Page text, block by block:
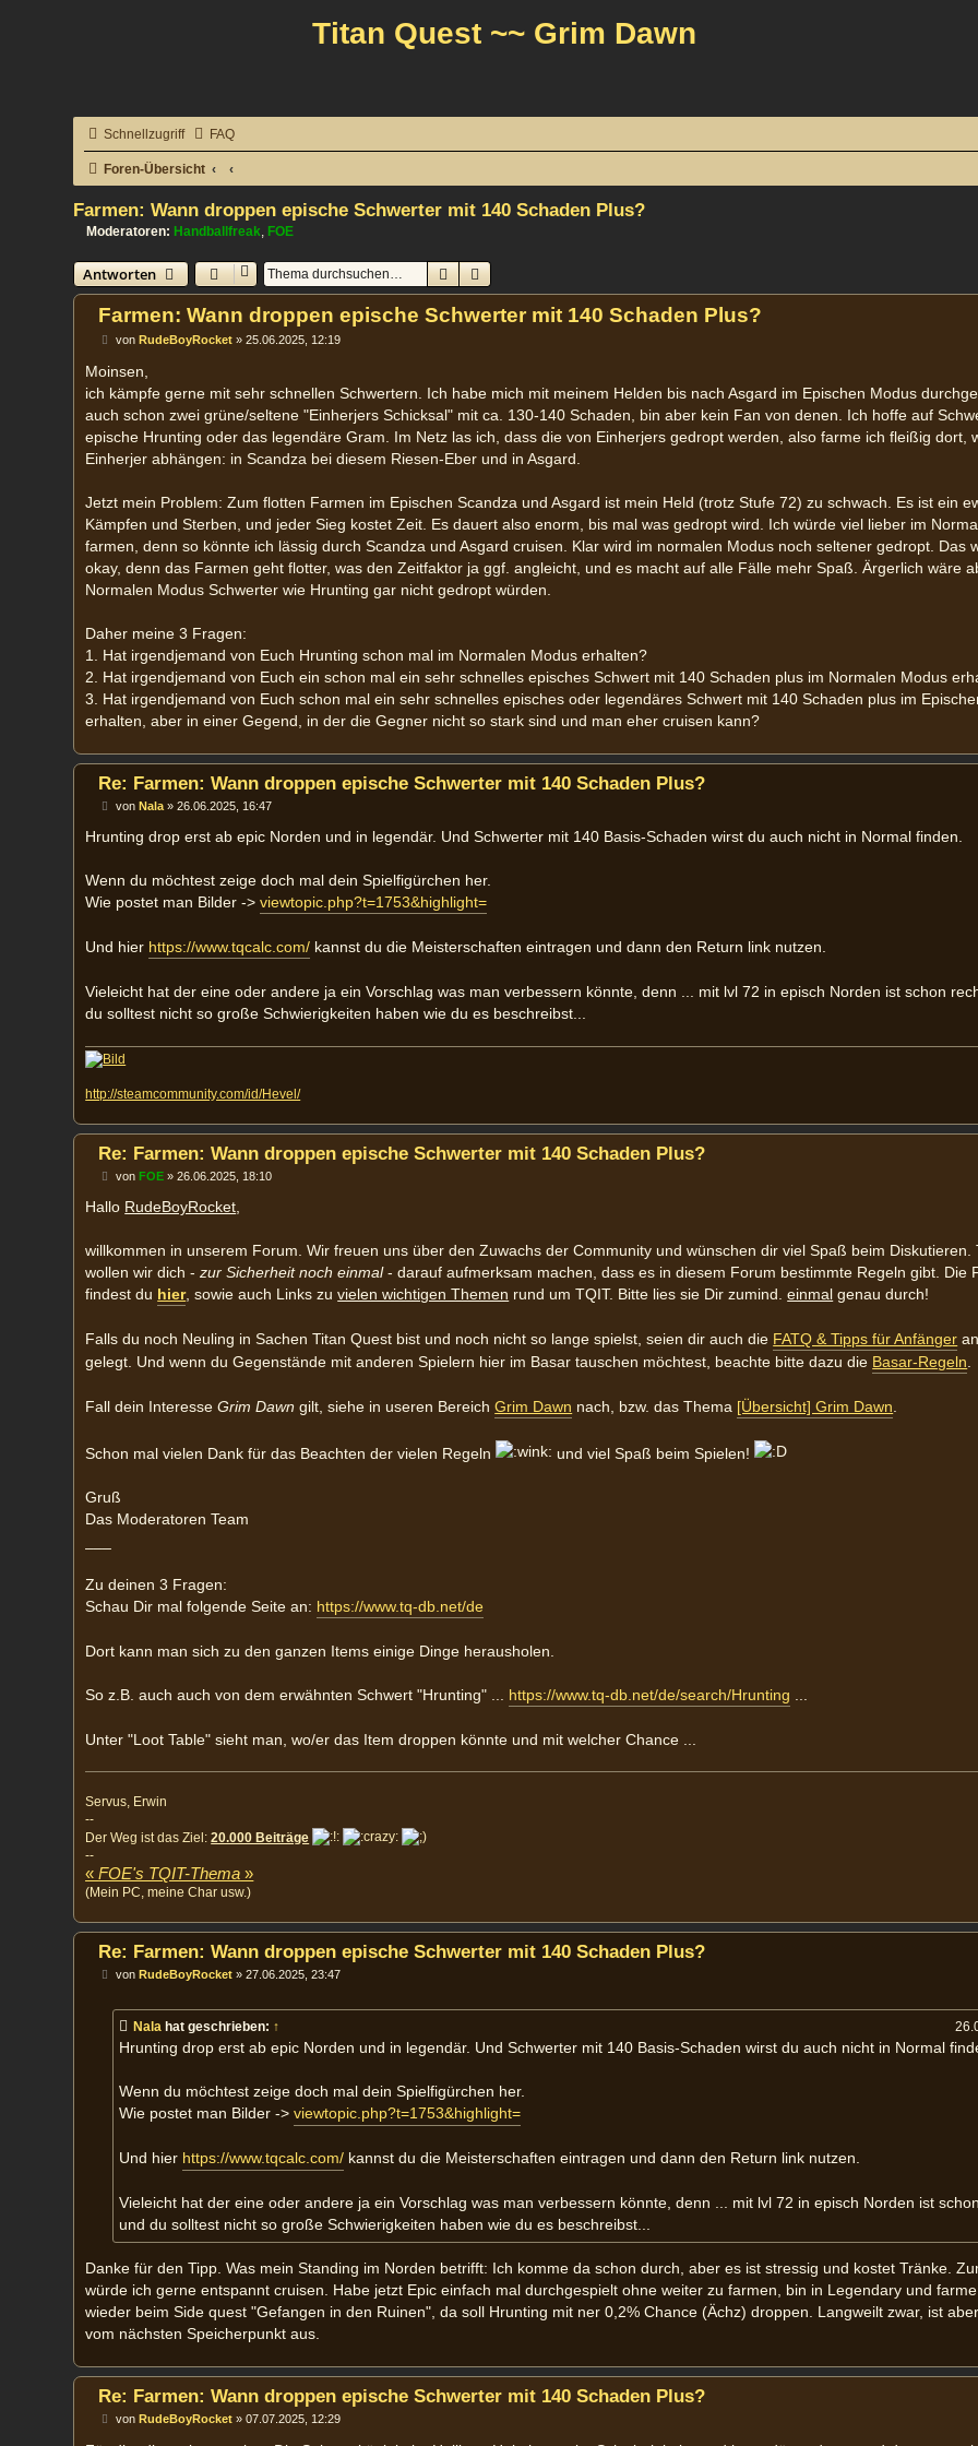
Titan Quest ~~ Grim Dawn
Schnellzugriff FAQ
Foren-Übersicht
Farmen: Wann droppen epische Schwerter mit 140 Schaden Plus?
Moderatoren: Handballfreak, FOE
Antworten SucheErweiterte Suche
Farmen: Wann droppen epische Schwerter mit 140 Schaden Plus?
B
i
r
a
g
von RudeBoyRocket »25.06.2025, 12:19
Moinsen,
ich kämpfe gerne mit sehr schnellen Schwertern. Ich habe mich mit meinem Helden bis nach Asgard im Epischen Modus
auch schon zwei grüne/seltene "Einherjers Schicksal" mit ca. 130-140 Schaden, bin aber kein Fan von denen. Ich hoffe auf
epische Hrunting oder das legendäre Gram. Im Netz las ich, dass die von Einherjers gedropt werden, also farme ich fleißig dort,
Einherjer abhängen: in Scandza bei diesem Riesen-Eber und in Asgard.
Jetzt mein Problem: Zum flotten Farmen im Epischen Scandza und Asgard ist mein Held (trotz Stufe 72) zu schwach. Es ist ein
Kämpfen und Sterben, und jeder Sieg kostet Zeit. Es dauert also enorm, bis mal was gedropt wird. Ich würde viel lieber im
farmen, denn so könnte ich lässig durch Scandza und Asgard cruisen. Klar wird im normalen Modus noch seltener gedropt. Das
okay, denn das Farmen geht flotter, was den Zeitfaktor ja ggf. angleicht, und es macht auf alle Fälle mehr Spaß. Ärgerlich wäre
Normalen Modus Schwerter wie Hrunting gar nicht gedropt würden.
Daher meine 3 Fragen:
1. Hat irgendjemand von Euch Hrunting schon mal im Normalen Modus erhalten?
2. Hat irgendjemand von Euch ein schon mal ein sehr schnelles episches Schwert mit 140 Schaden plus im Normalen Modus
3. Hat irgendjemand von Euch schon mal ein sehr schnelles episches oder legendäres Schwert mit 140 Schaden plus im
erhalten, aber in einer Gegend, in der die Gegner nicht so stark sind und man eher cruisen kann?
Re: Farmen: Wann droppen epische Schwerter mit 140 Schaden Plus?
B
i
a
g
vonNala »26.06.2025, 16:47
Hrunting drop erst ab epic Norden und in legendär. Und Schwerter mit 140 Basis-Schaden wirst du auch nicht in Normal finden.
Wenn du möchtest zeige doch mal dein Spielfigürchen her.
Wie postet man Bilder ->viewtopic.php?t=1753&highlight=
Und hier https://www.tqcalc.com/ kannst du die Meisterschaften eintragen und dann den Return link nutzen.
Vieleicht hat der eine oder andere ja ein Vorschlag was man verbessern könnte, denn ... mit lvl 72 in episch Norden ist schon
du solltest nicht so große Schwierigkeiten haben wie du es beschreibst...
http://steamcommunity.com/id/Hevel/
Re: Farmen: Wann droppen epische Schwerter mit 140 Schaden Plus?
B
i
a
g
vonFOE »26.06.2025, 18:10
Hallo RudeBoyRocket,
willkommen in unserem Forum. Wir freuen uns über den Zuwachs der Community und wünschen dir viel Spaß beim Diskutieren.
wollen wir dich -zur Sicherheit noch einmal- darauf aufmerksam machen, dass es in diesem Forum bestimmte Regeln gibt. Die
findest du hier, sowie auch Links zuvielen wichtigen Themen rund um TQIT. Bitte lies sie Dir zumind.einmal genau durch!
Falls du noch Neuling in Sachen Titan Quest bist und noch nicht so lange spielst, seien dir auch die FATQ & Tipps für Anfänger
gelegt. Und wenn du Gegenstände mit anderen Spielern hier im Basar tauschen möchtest, beachte bitte dazu die Basar-Regeln.
Fall dein InteresseGrim Dawn gilt, siehe in useren BereichGrim Dawn nach, bzw. das Thema [Übersicht] Grim Dawn.
Schon mal vielen Dank für das Beachten der vielen Regeln und viel Spaß beim Spielen!
Gruß
Das Moderatoren Team
Zu deinen 3 Fragen:
Schau Dir mal folgende Seite an: https://www.tq-db.net/de
Dort kann man sich zu den ganzen Items einige Dinge herausholen.
So z.B. auch auch von dem erwähnten Schwert "Hrunting" ... https://www.tq-db.net/de/search/Hrunting ...
Unter "Loot Table" sieht man, wo/er das Item droppen könnte und mit welcher Chance ...
Servus, Erwin
--
Der Weg ist das Ziel:20.000 Beiträge
--
«FOE's TQIT-Thema »
(Mein PC, meine Char usw.)
Re: Farmen: Wann droppen epische Schwerter mit 140 Schaden Plus?
B
t
vonRudeBoyRocket »27.06.2025, 23:47
Nala hat geschrieben: ↑
Hrunting drop erst ab epic Norden und in legendär. Und Schwerter mit 140 Basis-Schaden wirst du auch nicht in Normal
Wenn du möchtest zeige doch mal dein Spielfigürchen her.
Wie postet man Bilder ->viewtopic.php?t=1753&highlight=
Und hier https://www.tqcalc.com/ kannst du die Meisterschaften eintragen und dann den Return link nutzen.
Vieleicht hat der eine oder andere ja ein Vorschlag was man verbessern könnte, denn ... mit lvl 72 in episch Norden ist
und du solltest nicht so große Schwierigkeiten haben wie du es beschreibst...
Danke für den Tipp. Was mein Standing im Norden betrifft: Ich komme da schon durch, aber es ist stressig und kostet Tränke.
würde ich gerne entspannt cruisen. Habe jetzt Epic einfach mal durchgespielt ohne weiter zu farmen, bin in Legendary und
wieder beim Side quest "Gefangen in den Ruinen", da soll Hrunting mit ner 0,2% Chance (Ächz) droppen. Langweilt zwar, ist
vom nächsten Speicherpunkt aus.
Re: Farmen: Wann droppen epische Schwerter mit 140 Schaden Plus?
Bvon RudeBoyRocket »07.07.2025, 12:29